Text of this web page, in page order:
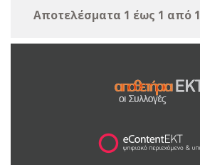
Αποτελέσματα 1 έως 1 από 1